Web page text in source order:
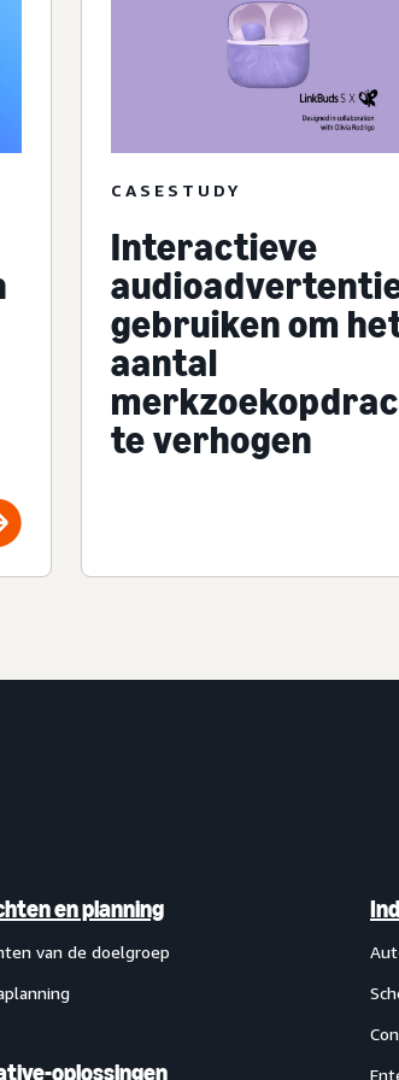
CASESTUDY
Interactieve
gebruiken om
aantal
te verhogen
en planning
van de doelgroep
oplossingen